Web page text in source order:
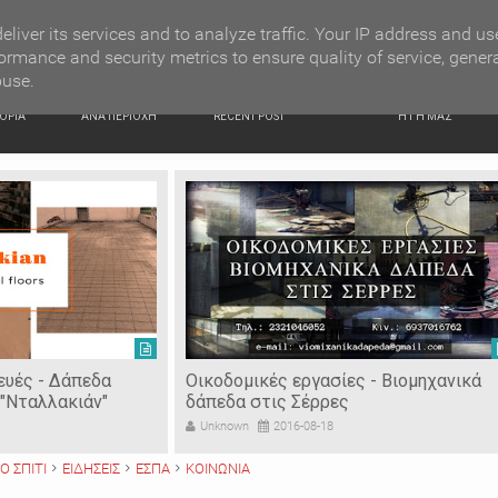
ΑΝΑ ΠΕΡΙΟΧΗ RECENT POST Η ΓΗ ΜΑΣ
- Δάπεδα
Οικοδομικές εργασίες - Βιομηχανικά
δάπεδα στις Σέρρες
Unknown 2016-08-18
ΣΠΙΤΙ ΕΙΔΗΣΕΙΣ ΕΣΠΑ ΚΟΙΝΩΝΙΑ
its services and to analyze traffic. Your IP address and
and security metrics to ensure quality of service,